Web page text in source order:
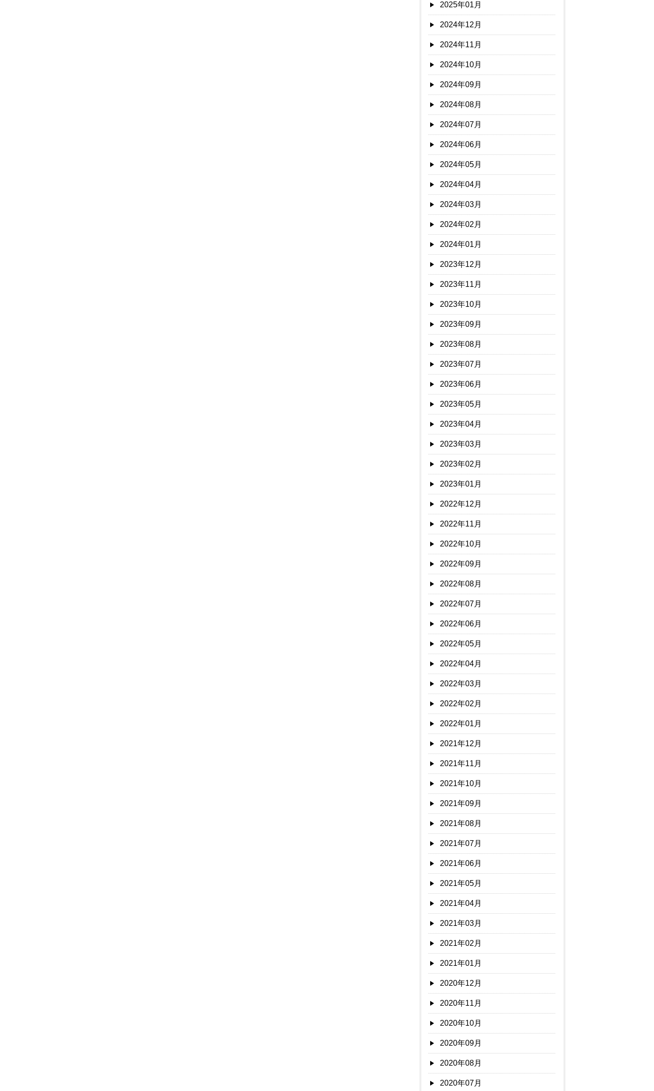
2025年01月
2024年12月
2024年11月
2024年10月
2024年09月
2024年08月
2024年07月
2024年06月
2024年05月
2024年04月
2024年03月
2024年02月
2024年01月
2023年12月
2023年11月
2023年10月
2023年09月
2023年08月
2023年07月
2023年06月
2023年05月
2023年04月
2023年03月
2023年02月
2023年01月
2022年12月
2022年11月
2022年10月
2022年09月
2022年08月
2022年07月
2022年06月
2022年05月
2022年04月
2022年03月
2022年02月
2022年01月
2021年12月
2021年11月
2021年10月
2021年09月
2021年08月
2021年07月
2021年06月
2021年05月
2021年04月
2021年03月
2021年02月
2021年01月
2020年12月
2020年11月
2020年10月
2020年09月
2020年08月
2020年07月